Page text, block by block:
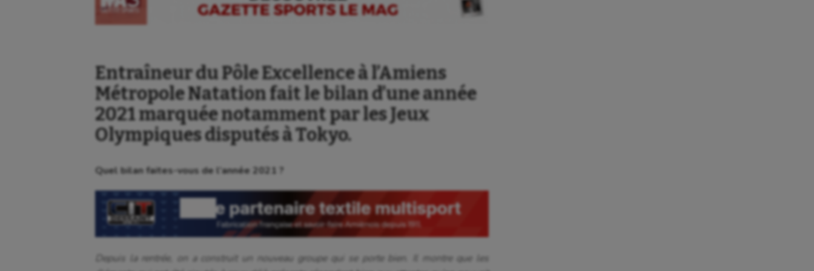
Entraîneur du Pôle Excellence à l’Amiens
Métropole Natation fait le bilan d’une année
2021 marquée notamment par les Jeux
Olympiques disputés à Tokyo.
Quel bilan faites-vous de l’année 2021 ?
Depuis la rentrée, on a construit un nouveau groupe qui se porte bien. Il montre que les